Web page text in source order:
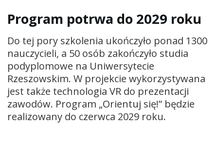
Program potrwa do 2029 roku
Do tej pory szkolenia ukończyło ponad 1300
nauczycieli, a 50 osób zakończyło studia
podyplomowe na Uniwersytecie
Rzeszowskim. W projekcie wykorzystywana
jest także technologia VR do prezentacji
zawodów. Program „Orientuj się!” będzie
realizowany do czerwca 2029 roku.